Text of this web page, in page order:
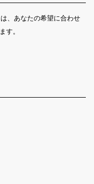
、あなたの希望に合わせ
す。